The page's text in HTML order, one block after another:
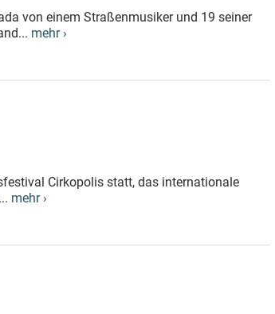
von einem Straßenmusiker und 19 seiner
mehr ›
Cirkopolis statt, das internationale
mehr ›